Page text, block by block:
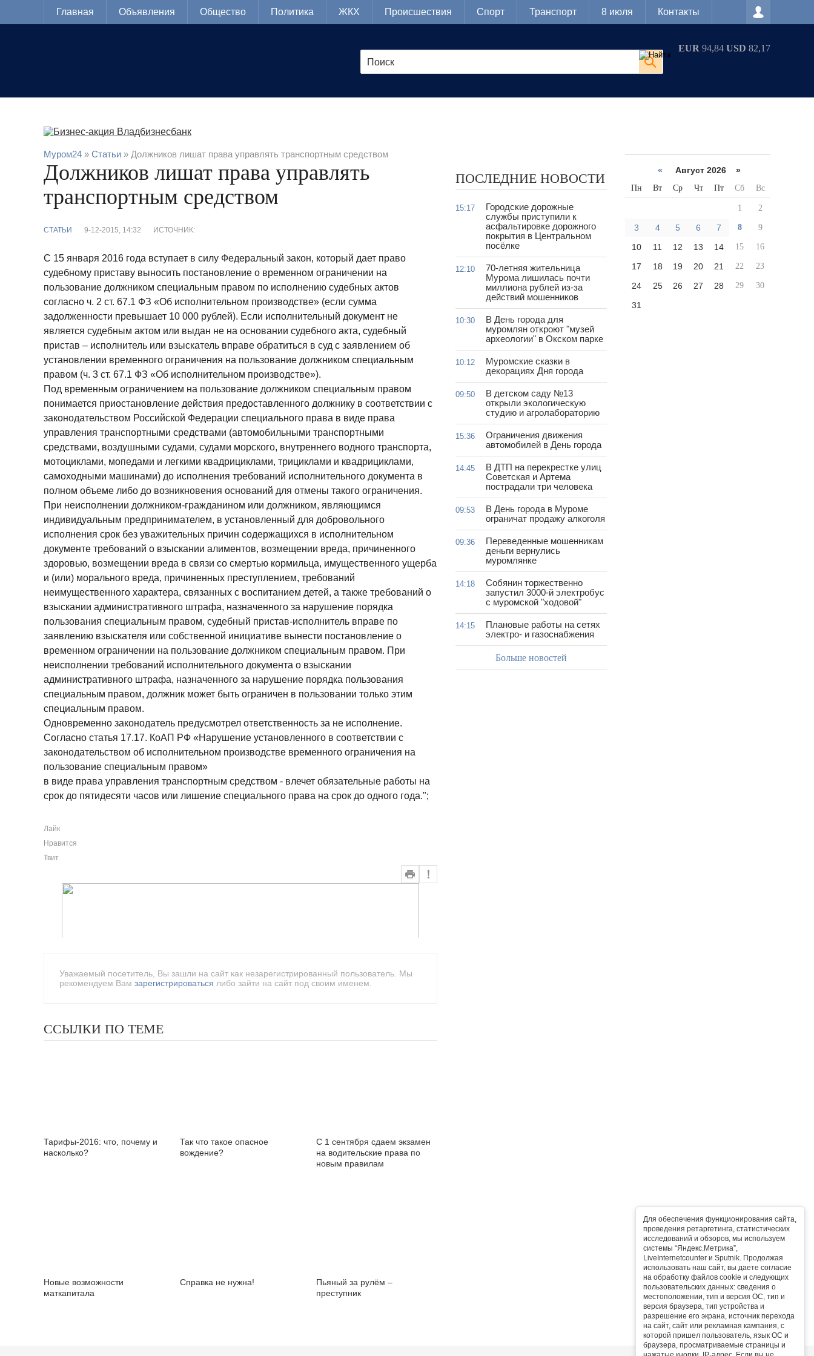
Для обеспечения функционирования сайта,
проведения ретаргетинга, статистических
исследований и обзоров, мы используем
системы “Яндекс.Метрика”,
LiveInternetcounter и Sputnik. Продолжая
использовать наш сайт, вы даете согласие
на обработку файлов cookie и следующих
пользовательских данных: сведения о
местоположении, тип и версия ОС, тип и
версия браузера, тип устройства и
разрешение его экрана, источник перехода
на сайт, сайт или рекламная кампания, с
которой пришел пользователь, язык ОС и
браузера, просматриваемые страницы и
Главная Объявления Общество Политика ЖКХ Происшествия Спорт Транспорт 8 июля Контакты
EUR 94,84 USD 82,17
Муром24 » Статьи » Должников лишат права управлять транспортным средством
Должников лишат права управлять
транспортным средством
СТАТЬИ 9-12-2015, 14:32 ИСТОЧНИК:
С 15 января 2016 года вступает в силу Федеральный закон, который дает право
судебному приставу выносить постановление о временном ограничении на
пользование должником специальным правом по исполнению судебных актов
согласно ч. 2 ст. 67.1 ФЗ «Об исполнительном производстве» (если сумма
задолженности превышает 10 000 рублей). Если исполнительный документ не
является судебным актом или выдан не на основании судебного акта, судебный
пристав – исполнитель или взыскатель вправе обратиться в суд с заявлением об
установлении временного ограничения на пользование должником специальным
правом (ч. 3 ст. 67.1 ФЗ «Об исполнительном производстве»).
Под временным ограничением на пользование должником специальным правом
понимается приостановление действия предоставленного должнику в соответствии с
законодательством Российской Федерации специального права в виде права
управления транспортными средствами (автомобильными транспортными
средствами, воздушными судами, судами морского, внутреннего водного транспорта,
мотоциклами, мопедами и легкими квадрициклами, трициклами и квадрициклами,
самоходными машинами) до исполнения требований исполнительного документа в
полном объеме либо до возникновения оснований для отмены такого ограничения.
При неисполнении должником-гражданином или должником, являющимся
индивидуальным предпринимателем, в установленный для добровольного
исполнения срок без уважительных причин содержащихся в исполнительном
документе требований о взыскании алиментов, возмещении вреда, причиненного
здоровью, возмещении вреда в связи со смертью кормильца, имущественного ущерба
и (или) морального вреда, причиненных преступлением, требований
неимущественного характера, связанных с воспитанием детей, а также требований о
взыскании административного штрафа, назначенного за нарушение порядка
пользования специальным правом, судебный пристав-исполнитель вправе по
заявлению взыскателя или собственной инициативе вынести постановление о
временном ограничении на пользование должником специальным правом. При
неисполнении требований исполнительного документа о взыскании
административного штрафа, назначенного за нарушение порядка пользования
специальным правом, должник может быть ограничен в пользовании только этим
специальным правом.
Одновременно законодатель предусмотрел ответственность за не исполнение.
Согласно статья 17.17. КоАП РФ «Нарушение установленного в соответствии с
законодательством об исполнительном производстве временного ограничения на
пользование специальным правом»
в виде права управления транспортным средством - влечет обязательные работы на
срок до пятидесяти часов или лишение специального права на срок до одного года.";
Лайк
Нравится
Твит
Уважаемый посетитель, Вы зашли на сайт как незарегистрированный пользователь. Мы
рекомендуем Вам зарегистрироваться либо зайти на сайт под своим именем.
ССЫЛКИ ПО ТЕМЕ
Тарифы-2016: что, почему и
насколько?
Так что такое опасное
вождение?
С 1 сентября сдаем экзамен
на водительские права по
новым правилам
Новые возможности
маткапитала
Справка не нужна!
Пьяный за рулём –
преступник
ПОСЛЕДНИЕ НОВОСТИ
15:17
Городские дорожные
службы приступили к
асфальтировке дорожного
покрытия в Центральном
посёлке
12:10
70-летняя жительница
Мурома лишилась почти
миллиона рублей из-за
действий мошенников
10:30
В День города для
муромлян откроют "музей
археологии" в Окском парке
10:12
Муромские сказки в
декорациях Дня города
09:50
В детском саду №13
открыли экологическую
студию и агролабораторию
15:36
Ограничения движения
автомобилей в День города
14:45
В ДТП на перекрестке улиц
Советская и Артема
пострадали три человека
09:53
В День города в Муроме
ограничат продажу алкоголя
09:36
Переведенные мошенникам
деньги вернулись
муромлянке
14:18
Собянин торжественно
запустил 3000-й электробус
с муромской "ходовой"
14:15
Плановые работы на сетях
электро- и газоснабжения
Больше новостей
« Август 2026 »
Пн Вт Ср Чт Пт Сб Вс
1 2
3 4 5 6 7 8 9
10 11 12 13 14 15 16
17 18 19 20 21 22 23
24 25 26 27 28 29 30
31